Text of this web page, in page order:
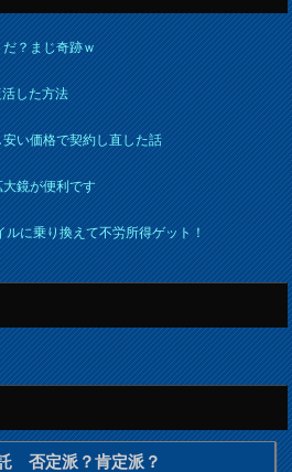
？まじ奇跡ｗ
した方法
い価格で契約し直した話
鏡が便利です
ルに乗り換えて不労所得ゲット！
否定派？肯定派？